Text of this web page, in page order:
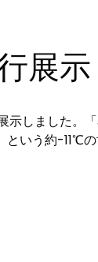
展示
しました。
いう約-11℃